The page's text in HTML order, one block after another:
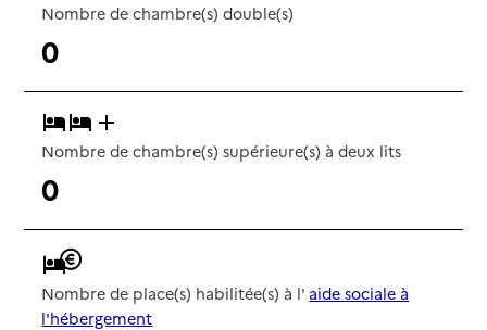
Nombre de chambre(s) double(s)
0
Nombre de chambre(s) supérieure(s) à deux lits
0
Nombre de place(s) habilitée(s) à l' aide sociale à
l'hébergement